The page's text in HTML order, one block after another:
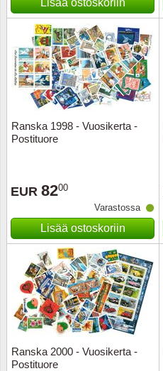
Lisää ostoskoriin
Ranska 1998 - Vuosikerta -
Postituore
EUR 8200
Varastossa
Lisää ostoskoriin
Ranska 2000 - Vuosikerta -
Postituore